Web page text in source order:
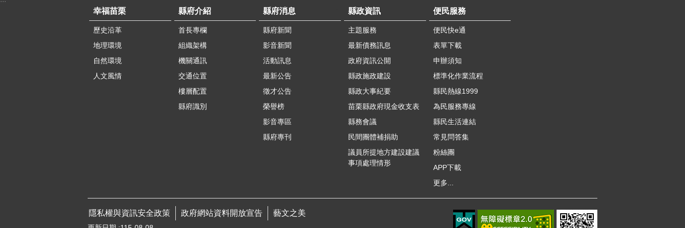
幸福苗栗
歷史沿革
地理環境
自然環境
人文風情
縣府介紹
首長專欄
組織架構
機關通訊
交通位置
樓層配置
縣府識別
縣府消息
縣府新聞
影音新聞
活動訊息
最新公告
徵才公告
榮譽榜
影音專區
縣府專刊
縣政資訊
主題服務
最新債務訊息
政府資訊公開
縣政施政建設
縣政大事紀要
苗栗縣政府現金收支表
縣務會議
民間團體補捐助
議員所提地方建設建議
事項處理情形
便民服務
便民快e通
表單下載
申辦須知
標準化作業流程
縣民熱線1999
為民服務專線
縣民生活連結
常見問答集
粉絲團
APP下載
更多...
隱私權與資訊安全政策 政府網站資料開放宣告 藝文之美